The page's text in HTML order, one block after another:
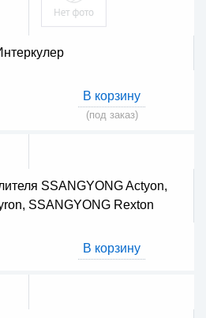
В корзину
(под заказ)
SSANGYONG Actyon,
SSANGYONG Rexton
В корзину